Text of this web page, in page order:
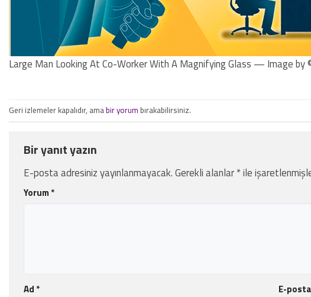
Large Man Looking At Co-Worker With A Magnifying Glass — Image by
Geri izlemeler kapalıdır, amabir yorum bırakabilirsiniz.
Bir yanıt yazın
E-posta adresiniz yayınlanmayacak.Gerekli alanlar*ile
Yorum *
Ad * E-posta